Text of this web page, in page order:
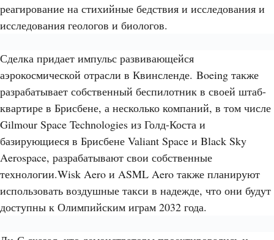
реагирование на стихийные бедствия и исследования и
исследования геологов и биологов.
Сделка придает импульс развивающейся
аэрокосмической отрасли в Квинсленде. Boeing также
разрабатывает собственный беспилотник в своей штаб-
квартире в Брисбене, а несколько компаний, в том числе
Gilmour Space Technologies из Голд-Коста и
базирующиеся в Брисбене Valiant Space и Black Sky
Aerospace, разрабатывают свои собственные
технологии.Wisk Aero и ASML Aero также планируют
использовать воздушные такси в надежде, что они будут
доступны к Олимпийским играм 2032 года.